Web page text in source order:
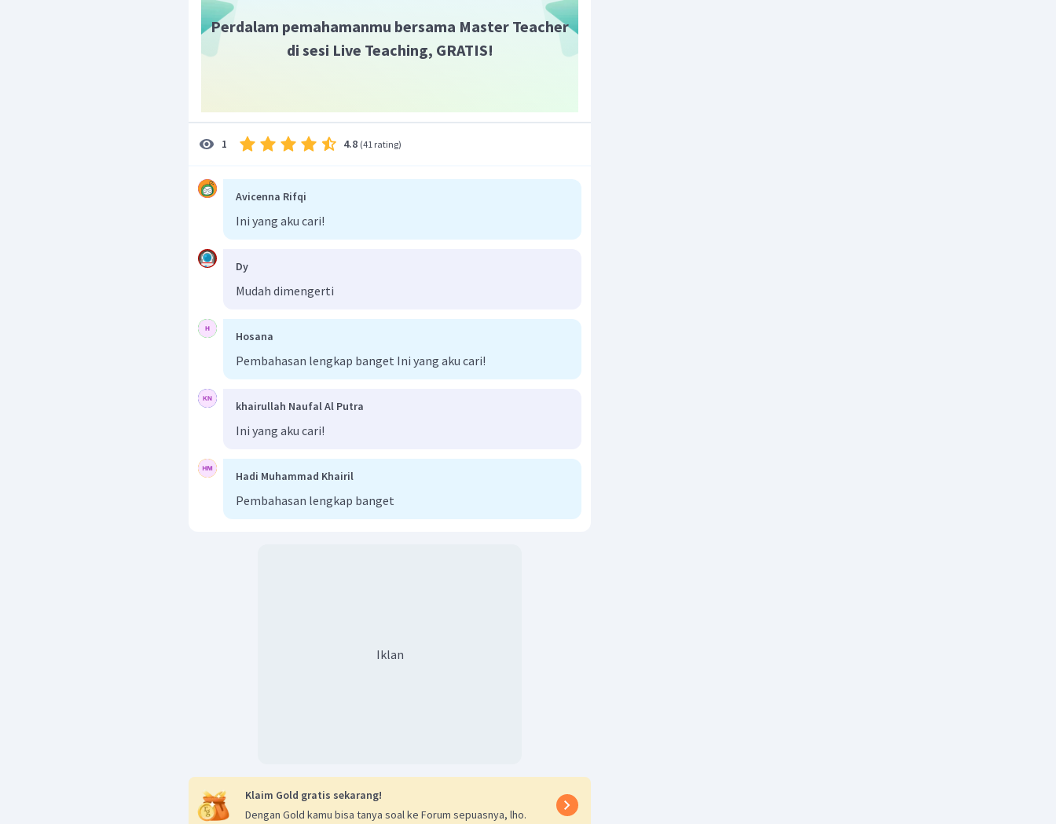
Sehingga kita dapatkan nilainya limitnya yaitu
Perdalam pemahamanmu bersama Master Teacher
di sesi Live Teaching, GRATIS!
1 4.8 (41 rating)
Avicenna Rifqi
Ini yang aku cari!
Dy
Mudah dimengerti
Hosana
Pembahasan lengkap banget Ini yang aku cari!
khairullah Naufal Al Putra
Ini yang aku cari!
Hadi Muhammad Khairil
Pembahasan lengkap banget
Iklan
Klaim Gold gratis sekarang!
Dengan Gold kamu bisa tanya soal ke Forum sepuasnya, lho.